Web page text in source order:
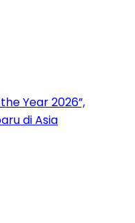
Year 2026”,
di Asia